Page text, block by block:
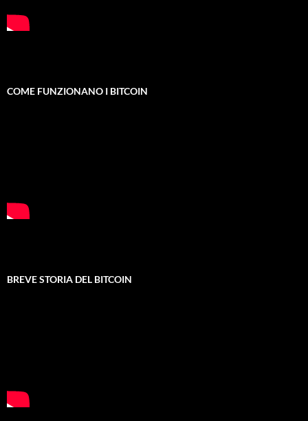
COME FUNZIONANO I BITCOIN
BREVE STORIA DEL BITCOIN